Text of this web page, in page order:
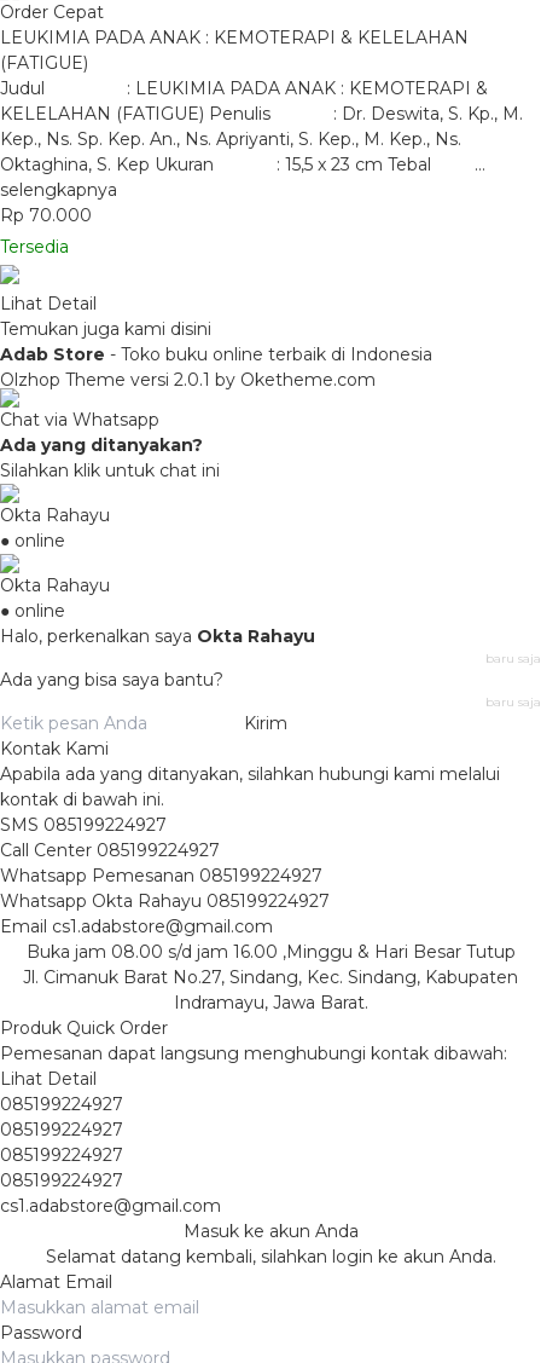
Order Cepat
LEUKIMIA PADA ANAK : KEMOTERAPI & KELELAHAN
(FATIGUE)
Judul : LEUKIMIA PADA ANAK : KEMOTERAPI &
KELELAHAN (FATIGUE) Penulis : Dr. Deswita, S. Kp., M.
Kep., Ns. Sp. Kep. An., Ns. Apriyanti, S. Kep., M. Kep., Ns.
Oktaghina, S. Kep Ukuran : 15,5 x 23 cm Tebal …
selengkapnya
Rp 70.000
Tersedia
Lihat Detail
Temukan juga kami disini
Adab Store - Toko buku online terbaik di Indonesia
Olzhop Theme versi 2.0.1 by Oketheme.com
Chat via Whatsapp
Ada yang ditanyakan?
Silahkan klik untuk chat ini
Okta Rahayu
● online
Okta Rahayu
● online
Halo, perkenalkan saya Okta Rahayu
baru saja
Ada yang bisa saya bantu?
baru saja
Kirim
Kontak Kami
Apabila ada yang ditanyakan, silahkan hubungi kami melalui
kontak di bawah ini.
SMS 085199224927
Call Center 085199224927
Whatsapp Pemesanan 085199224927
Whatsapp Okta Rahayu 085199224927
Email cs1.adabstore@gmail.com
Buka jam 08.00 s/d jam 16.00 ,Minggu & Hari Besar Tutup
Jl. Cimanuk Barat No.27, Sindang, Kec. Sindang, Kabupaten
Indramayu, Jawa Barat.
Produk Quick Order
Pemesanan dapat langsung menghubungi kontak dibawah:
Lihat Detail
085199224927
085199224927
085199224927
085199224927
cs1.adabstore@gmail.com
Masuk ke akun Anda
Selamat datang kembali, silahkan login ke akun Anda.
Alamat Email
Password